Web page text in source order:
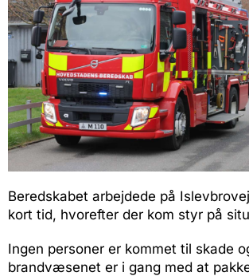
Beredskabet arbejdede på
kort tid, hvorefter der kom styr på
Ingen personer er kommet til skade
brandvæsenet er i gang med at